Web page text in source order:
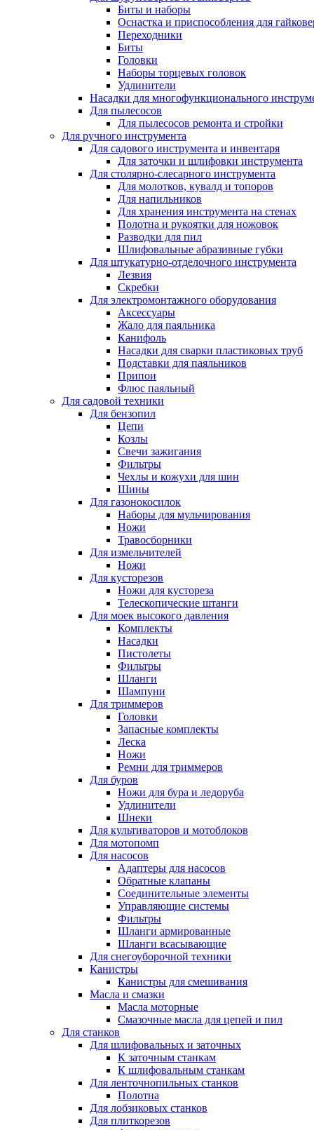
Биты и наборы
Оснастка и приспособления для
Переходники
Биты
Головки
Наборы торцевых головок
Удлинители
Насадки для многофункционального
Для пылесосов
Для пылесосов ремонта и стройки
Для ручного инструмента
Для садового инструмента и инвентаря
Для заточки и шлифовки инструмента
Для столярно-слесарного инструмента
Для молотков, кувалд и топоров
Для напильников
Для хранения инструмента на стенах
Полотна и рукоятки для ножовок
Разводки для пил
Шлифовальные абразивные губки
Для штукатурно-отделочного инструмента
Лезвия
Скребки
Для электромонтажного оборудования
Аксессуары
Жало для паяльника
Канифоль
Насадки для сварки пластиковых труб
Подставки для паяльников
Припои
Флюс паяльный
Для садовой техники
Для бензопил
Цепи
Козлы
Свечи зажигания
Фильтры
Чехлы и кожухи для шин
Шины
Для газонокосилок
Наборы для мульчирования
Ножи
Травосборники
Для измельчителей
Ножи
Для кусторезов
Ножи для кустореза
Телескопические штанги
Для моек высокого давления
Комплекты
Насадки
Пистолеты
Фильтры
Шланги
Шампуни
Для триммеров
Головки
Запасные комплекты
Леска
Ножи
Ремни для триммеров
Для буров
Ножи для бура и ледоруба
Удлинители
Шнеки
Для культиваторов и мотоблоков
Для мотопомп
Для насосов
Адаптеры для насосов
Обратные клапаны
Соединительные элементы
Управляющие системы
Фильтры
Шланги армированные
Шланги всасывающие
Для снегоуборочной техники
Канистры
Канистры для смешивания
Масла и смазки
Масла моторные
Смазочные масла для цепей и пил
Для станков
Для шлифовальных и заточных
К заточным станкам
К шлифовальным станкам
Для ленточнопильных станков
Полотна
Для лобзиковых станков
Для плиткорезов